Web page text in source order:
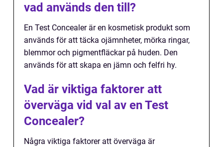
vad används den till?
En Test Concealer är en kosmetisk produkt som
används för att täcka ojämnheter, mörka ringar,
blemmor och pigmentfläckar på huden. Den
används för att skapa en jämn och felfri hy.
Vad är viktiga faktorer att
överväga vid val av en Test
Concealer?
Några viktiga faktorer att överväga är